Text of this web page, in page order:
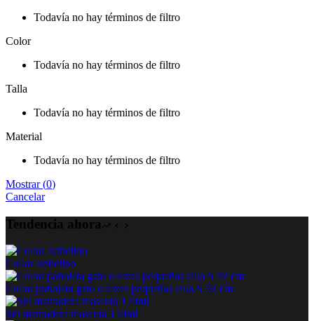
Todavía no hay términos de filtro
Color
Todavía no hay términos de filtro
Talla
Todavía no hay términos de filtro
Material
Todavía no hay términos de filtro
Mostrar(0)
Cancelar
Tendencia ahora
Collar Isabelino
Collar pañoleta gato o razas pequeñas talla S 32 cm
Set mamadera mascota 120ml